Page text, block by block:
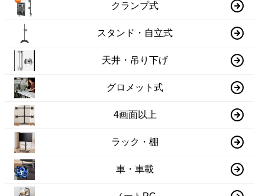
クランプ式
スタンド・自立式
天井・吊り下げ
グロメット式
4画面以上
ラック・棚
車・車載